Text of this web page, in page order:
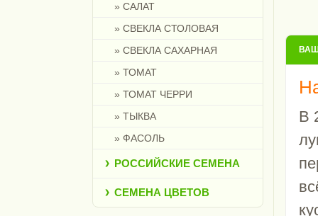
» САЛАТ
» СВЕКЛА СТОЛОВАЯ
» СВЕКЛА САХАРНАЯ
» ТОМАТ
» ТОМАТ ЧЕРРИ
» ТЫКВА
» ФАСОЛЬ
РОССИЙСКИЕ СЕМЕНА
СЕМЕНА ЦВЕТОВ
В